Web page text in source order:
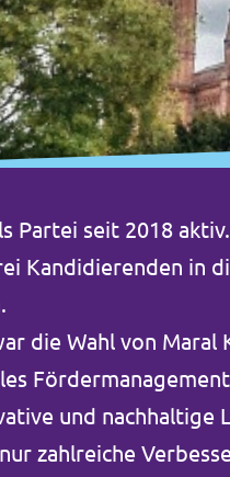
Partei seit 2018
Kandidierenden in
die Wahl von
und nachhaltige
zahlreiche